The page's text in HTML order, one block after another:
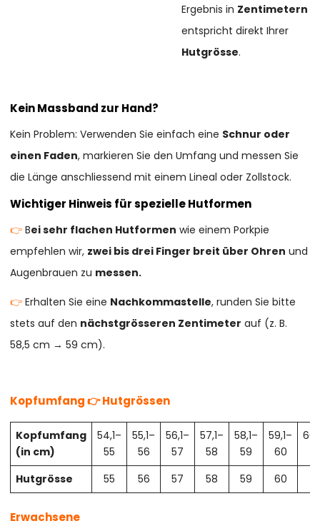
Ergebnis in Zentimetern
entspricht direkt Ihrer
Hutgrösse.
Kein Massband zur Hand?
Kein Problem: Verwenden Sie einfach eine Schnur oder
einen Faden, markieren Sie den Umfang und messen Sie
die Länge anschliessend mit einem Lineal oder Zollstock.
Wichtiger Hinweis für spezielle Hutformen
👉Bei sehr flachen Hutformen wie einem Porkpie
empfehlen wir, zwei bis drei Finger breit über Ohren und
Augenbrauen zu messen.
👉Erhalten Sie eine Nachkommastelle, runden Sie bitte
stets auf den nächstgrösseren Zentimeter auf (z. B.
58,5 cm → 59 cm).
Kopfumfang 👉 Hutgrössen
Kopfumfang
(in cm)
54,1–
55
55,1–
56
56,1–
57
57,1–
58
58,1–
59
59,1–
60
Hutgrösse
55 56 57 58 59 60
Erwachsene